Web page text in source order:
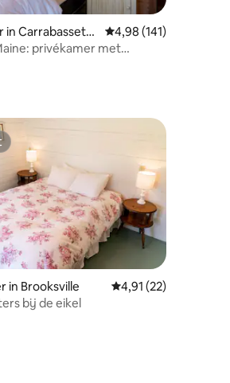
van 5 uit 5, 33 recensies
in Carrabassett
Gemiddelde
4,98 (141)
privékamer met
in Brooksville Gemiddelde
4,91 (22)
bij de eikel